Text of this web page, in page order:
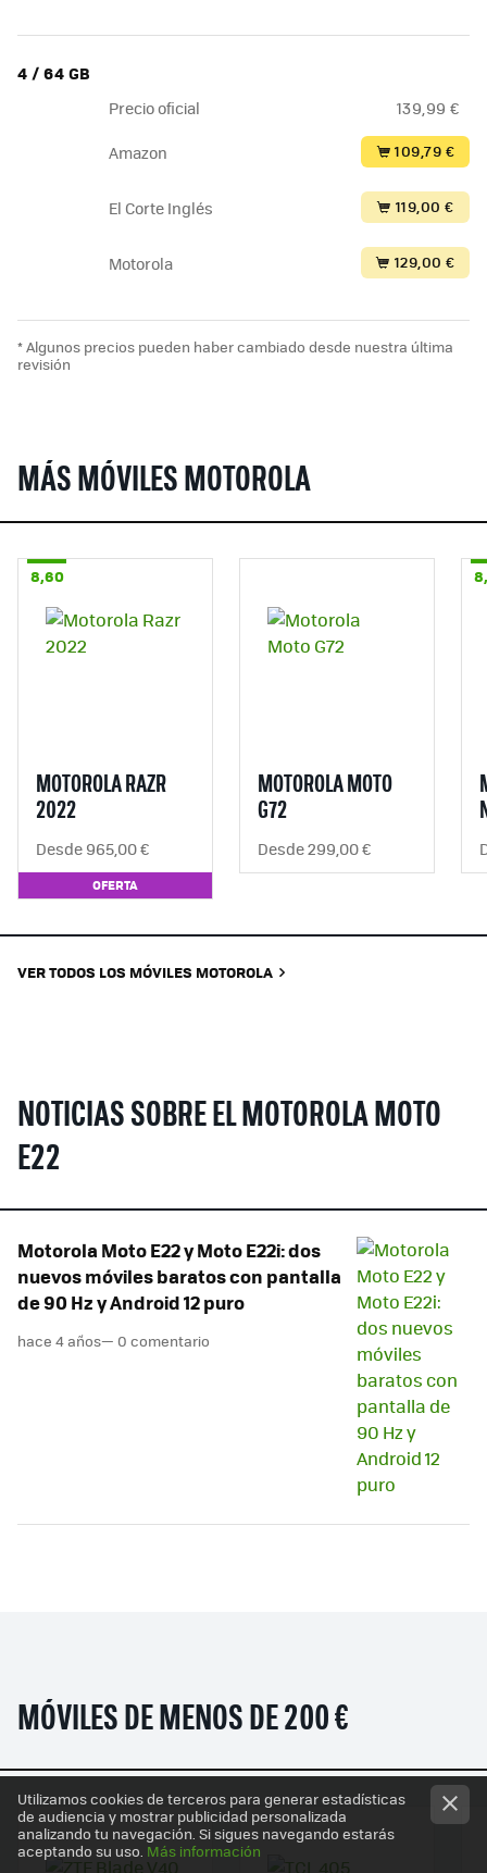
4 / 64 GB
Precio oficial 139,99 €
Amazon 109,79 €
El Corte Inglés 119,00 €
Motorola 129,00 €
* Algunos precios pueden haber cambiado desde nuestra última
revisión
MÁS MÓVILES MOTOROLA
8,60
MOTOROLA RAZR
2022
Desde 965,00 €
OFERTA
MOTOROLA MOTO
G72
Desde 299,00 €
VER TODOS LOS MÓVILES MOTOROLA
NOTICIAS SOBRE EL MOTOROLA MOTO
E22
Motorola Moto E22 y Moto E22i: dos
nuevos móviles baratos con pantalla
de 90 Hz y Android 12 puro
hace 4 años— 0 comentario
MÓVILES DE MENOS DE 200 €
Utilizamos cookies de terceros para generar estadísticas
de audiencia y mostrar publicidad personalizada
analizando tu navegación. Si sigues navegando estarás
aceptando su uso. Más información